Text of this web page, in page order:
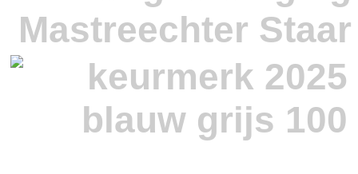
Mastreechter Staar